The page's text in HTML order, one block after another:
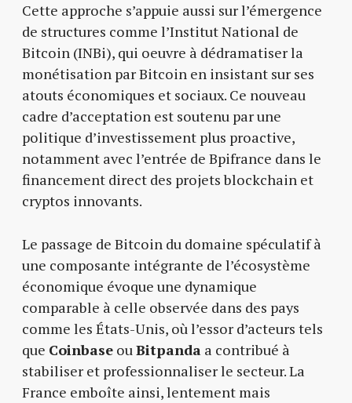
Cette approche s’appuie aussi sur l’émergence
de structures comme l’Institut National de
Bitcoin (INBi), qui oeuvre à dédramatiser la
monétisation par Bitcoin en insistant sur ses
atouts économiques et sociaux. Ce nouveau
cadre d’acceptation est soutenu par une
politique d’investissement plus proactive,
notamment avec l’entrée de Bpifrance dans le
financement direct des projets blockchain et
cryptos innovants.
Le passage de Bitcoin du domaine spéculatif à
une composante intégrante de l’écosystème
économique évoque une dynamique
comparable à celle observée dans des pays
comme les États-Unis, où l’essor d’acteurs tels
que Coinbase ouBitpanda a contribué à
stabiliser et professionnaliser le secteur. La
France emboîte ainsi, lentement mais